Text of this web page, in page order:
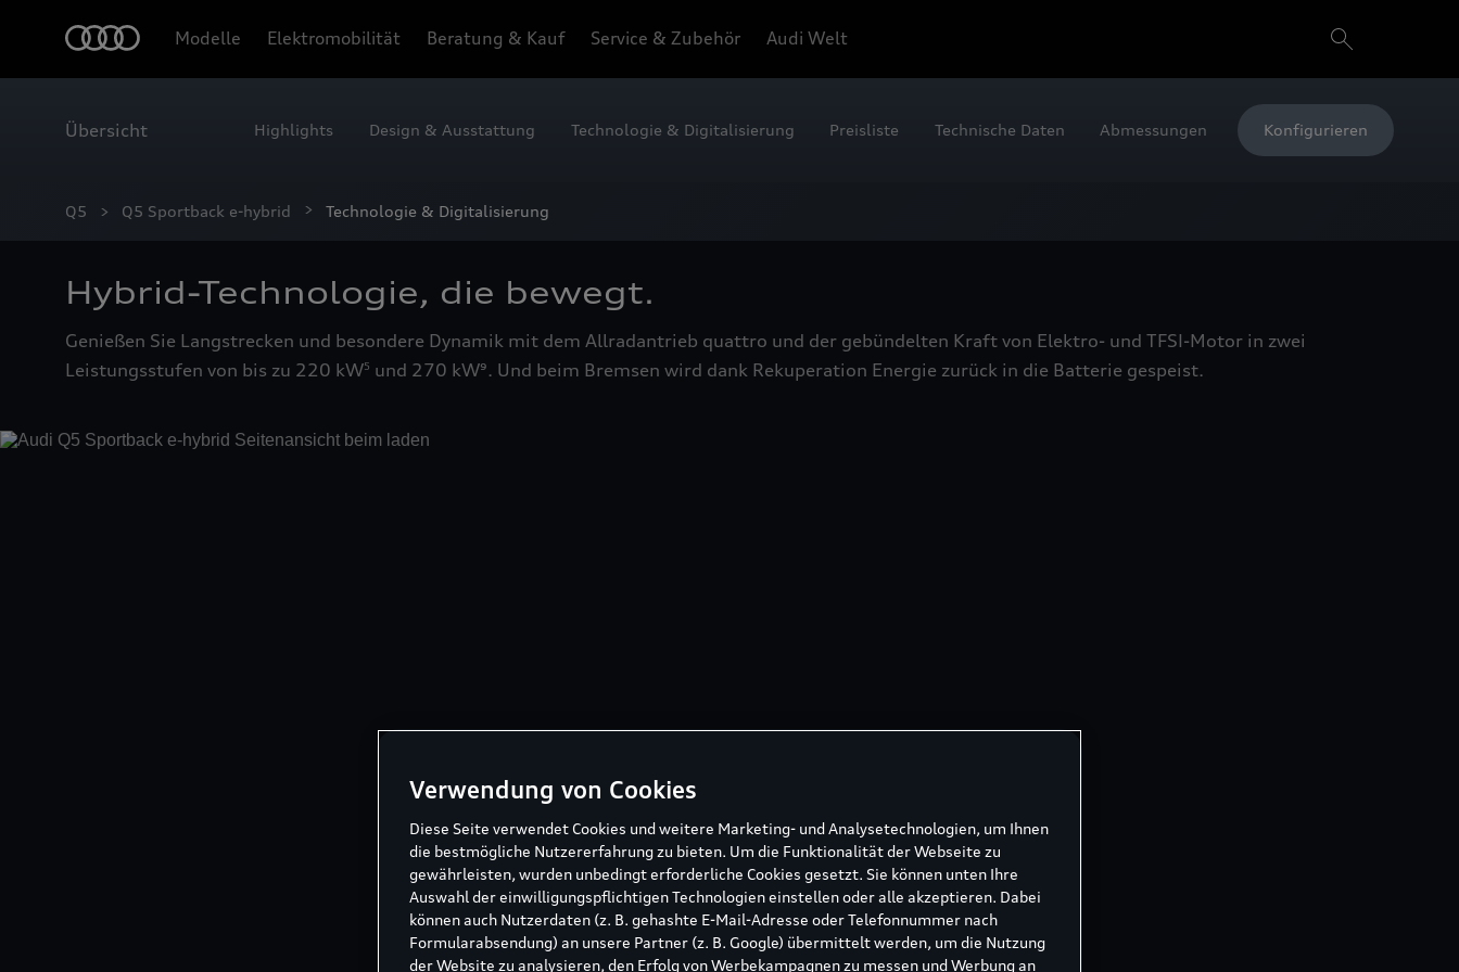
Modelle Elektromobilität Beratung & Kauf Service & Zubehör Audi Welt
Übersicht Highlights Design & Ausstattung Technologie & Digitalisierung Preisliste Technische Daten Abmessungen Konfigurieren
Q5 Q5 Sportback e-hybrid Technologie & Digitalisierung
Hybrid-Technologie, die bewegt.
Genießen Sie Langstrecken und besondere Dynamik mit dem Allradantrieb quattro und der gebündelten Kraft von Elektro- und TFSI-Motor in zwei
Leistungsstufen von bis zu 220 kW5 und 270 kW⁹. Und beim Bremsen wird dank Rekuperation Energie zurück in die Batterie gespeist.
Verwendung von Cookies
Diese Seite verwendet Cookies und weitere Marketing- und Analysetechnologien, um Ihnen
die bestmögliche Nutzererfahrung zu bieten. Um die Funktionalität der Webseite zu
gewährleisten, wurden unbedingt erforderliche Cookies gesetzt. Sie können unten Ihre
Auswahl der einwilligungspflichtigen Technologien einstellen oder alle akzeptieren. Dabei
können auch Nutzerdaten (z. B. gehashte E-Mail-Adresse oder Telefonnummer nach
Formularabsendung) an unsere Partner (z. B. Google) übermittelt werden, um die Nutzung
der Website zu analysieren, den Erfolg von Werbekampagnen zu messen und Werbung an